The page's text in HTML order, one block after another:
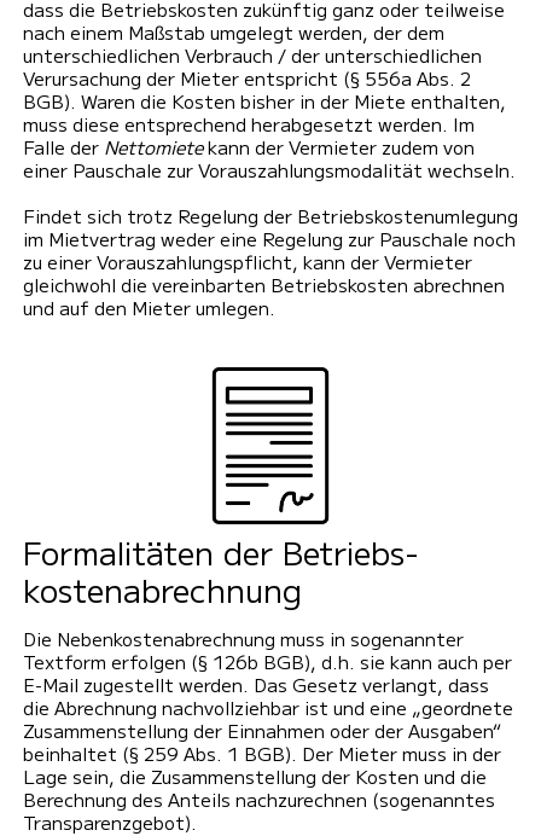
dass die Betriebskosten zukünftig ganz oder teilweise
nach einem Maßstab umgelegt werden, der dem
unterschiedlichen Verbrauch / der unterschiedlichen
Verursachung der Mieter entspricht (§ 556a Abs. 2
BGB). Waren die Kosten bisher in der Miete enthalten,
muss diese entsprechend herabgesetzt werden. Im
Falle der Nettomietekann der Vermieter zudem von
einer Pauschale zur Vorauszahlungsmodalität wechseln.
Findet sich trotz Regelung der Betriebskostenumlegung
im Mietvertrag weder eine Regelung zur Pauschale noch
zu einer Vorauszahlungspflicht, kann der Vermieter
gleichwohl die vereinbarten Betriebskosten abrechnen
und auf den Mieter umlegen.
Formalitäten der Betriebs­
kosten­abrechnung
Die Nebenkostenabrechnung muss in sogenannter
Textform erfolgen (§ 126b BGB), d.h. sie kann auch per
E-Mail zugestellt werden. Das Gesetz verlangt, dass
die Abrechnung nachvollziehbar ist und eine „geordnete
Zusammenstellung der Einnahmen oder der Ausgaben“
beinhaltet (§ 259 Abs. 1 BGB). Der Mieter muss in der
Lage sein, die Zusammenstellung der Kosten und die
Berechnung des Anteils nachzurechnen (sogenanntes
Transparenzgebot).